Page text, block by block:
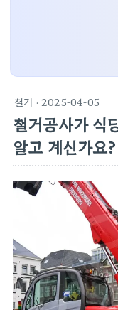
철거 · 2025-04-05
철거공사가 식
알고 계신가요?